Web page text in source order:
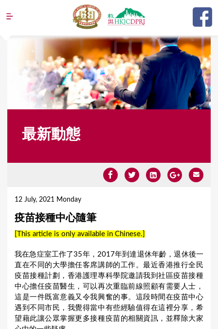
Jump to navigation
最新動態
12 July, 2021 Monday
疫苗接種中心隨筆
[This article is only available in Chinese.]
我在急症室工作了35年，2017年到達退休年齡，退休後一
直在不同的大學擔任客席講師的工作。最近香港推行全民
疫苗接種計劃，香港護理專科學院邀請我到社區疫苗接種
中心擔任疫苗醫生，可以再次重臨前線照顧有需要人士，
這是一件既富意義又令我興奮的事。這段時間在疫苗中心
遇到不同市民，我覺得當中有些經驗值得在這裡分享，希
望藉此讓公眾掌握更多接種疫苗的相關資訊，並釋除大家